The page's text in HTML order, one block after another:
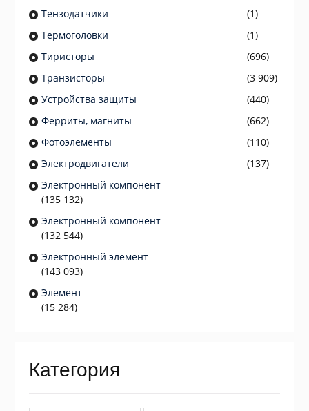
Тензодатчики
(1)
Термоголовки
(1)
Тиристоры
(696)
Транзисторы
(3 909)
Устройства защиты
(440)
Ферриты, магниты
(662)
Фотоэлементы
(110)
Электродвигатели
(137)
Электронный компонент
(135 132)
Электронный компонент
(132 544)
Электронный элемент
(143 093)
Элемент
(15 284)
Категория